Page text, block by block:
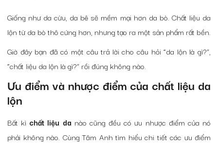
Giống như da cừu, da bê sẽ mềm mại hơn da bò. Chất liệu da
lộn từ da bò thô cứng hơn, nhưng tạo ra một sản phẩm rất bền.
Giờ đây bạn đã có một câu trả lời cho câu hỏi “da lộn là gì?”,
“chất liệu da lộn là gì?” rồi đúng không nào.
Ưu điểm và nhược điểm của chất liệu da
lộn
Bất kì chất liệu da nào cũng đều có ưu nhược điểm của nó
phải không nào. Cùng Tâm Anh tìm hiểu chi tiết các ưu điểm